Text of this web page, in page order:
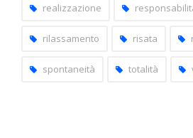
realizzazione
rilassamento risata
spontaneità totalità